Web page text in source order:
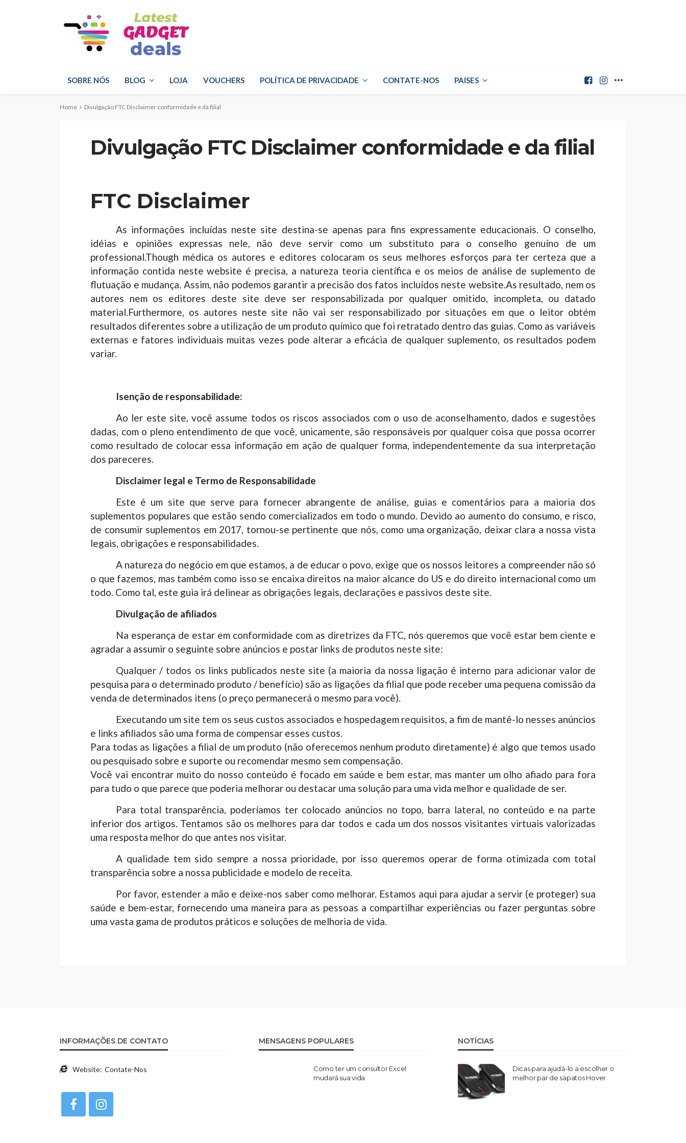
SOBRE NÓS BLOG LOJA VOUCHERS POLÍTICA DE PRIVACIDADE CONTATE-NOS PAISES
Home Divulgação FTC Disclaimer conformidade e da filial
Divulgação FTC Disclaimer conformidade e da filial
FTC Disclaimer
As informações incluídas neste site destina-se apenas para fins expressamente educacionais. O conselho,
idéias e opiniões expressas nele, não deve servir como um substituto para o conselho genuíno de um
professional.Though médica os autores e editores colocaram os seus melhores esforços para ter certeza que a
informação contida neste website é precisa, a natureza teoria científica e os meios de análise de suplemento de
flutuação e mudança. Assim, não podemos garantir a precisão dos fatos incluídos neste website.As resultado, nem os
autores nem os editores deste site deve ser responsabilizada por qualquer omitido, incompleta, ou datado
material.Furthermore, os autores neste site não vai ser responsabilizado por situações em que o leitor obtém
resultados diferentes sobre a utilização de um produto químico que foi retratado dentro das guias. Como as variáveis
​​externas e fatores individuais muitas vezes pode alterar a eficácia de qualquer suplemento, os resultados podem
variar.
Isenção de responsabilidade:
Ao ler este site, você assume todos os riscos associados com o uso de aconselhamento, dados e sugestões
dadas, com o pleno entendimento de que você, unicamente, são responsáveis ​​por qualquer coisa que possa ocorrer
como resultado de colocar essa informação em ação de qualquer forma, independentemente da sua interpretação
dos pareceres.
Disclaimer legal e Termo de Responsabilidade
Este é um site que serve para fornecer abrangente de análise, guias e comentários para a maioria dos
suplementos populares que estão sendo comercializados em todo o mundo. Devido ao aumento do consumo, e risco,
de consumir suplementos em 2017, tornou-se pertinente que nós, como uma organização, deixar clara a nossa vista
legais, obrigações e responsabilidades.
A natureza do negócio em que estamos, a de educar o povo, exige que os nossos leitores a compreender não só
o que fazemos, mas também como isso se encaixa direitos na maior alcance do US e do direito internacional como um
todo. Como tal, este guia irá delinear as obrigações legais, declarações e passivos deste site.
Divulgação de afiliados
Na esperança de estar em conformidade com as diretrizes da FTC, nós queremos que você estar bem ciente e
agradar a assumir o seguinte sobre anúncios e postar links de produtos neste site:
Qualquer / todos os links publicados neste site (a maioria da nossa ligação é interno para adicionar valor de
pesquisa para o determinado produto / benefício) são as ligações da filial que pode receber uma pequena comissão da
venda de determinados itens (o preço permanecerá o mesmo para você).
Executando um site tem os seus custos associados e hospedagem requisitos, a fim de mantê-lo nesses anúncios
e links afiliados são uma forma de compensar esses custos.
Para todas as ligações a filial de um produto (não oferecemos nenhum produto diretamente) é algo que temos usado
ou pesquisado sobre e suporte ou recomendar mesmo sem compensação.
Você vai encontrar muito do nosso conteúdo é focado em saúde e bem estar, mas manter um olho afiado para fora
para tudo o que parece que poderia melhorar ou destacar uma solução para uma vida melhor e qualidade de ser.
Para total transparência, poderíamos ter colocado anúncios no topo, barra lateral, no conteúdo e na parte
inferior dos artigos. Tentamos são os melhores para dar todos e cada um dos nossos visitantes virtuais valorizadas
uma resposta melhor do que antes nos visitar.
A qualidade tem sido sempre a nossa prioridade, por isso queremos operar de forma otimizada com total
transparência sobre a nossa publicidade e modelo de receita.
Por favor, estender a mão e deixe-nos saber como melhorar. Estamos aqui para ajudar a servir (e proteger) sua
saúde e bem-estar, fornecendo uma maneira para as pessoas a compartilhar experiências ou fazer perguntas sobre
uma vasta gama de produtos práticos e soluções de melhoria de vida.
INFORMAÇÕES DE CONTATO
Website: Contate-Nos
MENSAGENS POPULARES
Como ter um consultor Excel
mudará sua vida
NOTÍCIAS
Dicas para ajudá-lo a escolher o
melhor par de sapatos Hover